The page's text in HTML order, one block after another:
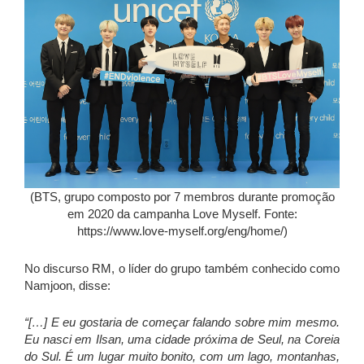
(BTS, grupo composto por 7 membros durante promoção
em 2020 da campanha Love Myself. Fonte:
https://www.love-myself.org/eng/home/)
No discurso RM, o líder do grupo também conhecido como
Namjoon, disse:
“[…] E eu gostaria de começar falando sobre mim mesmo.
Eu nasci em Ilsan, uma cidade próxima de Seul, na Coreia
do Sul. É um lugar muito bonito, com um lago, montanhas,